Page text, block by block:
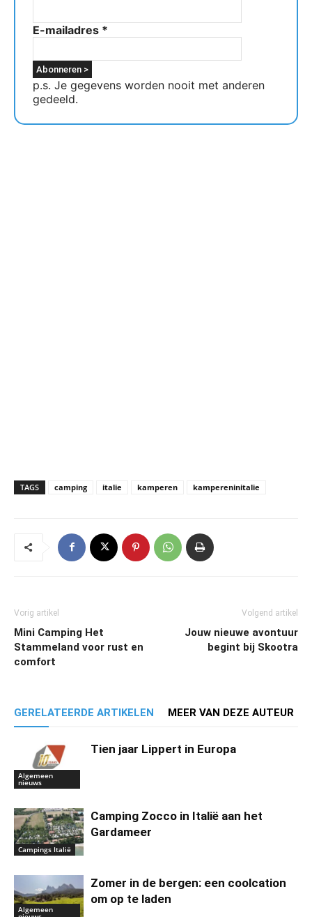
E-mailadres *
p.s. Je gegevens worden nooit met anderen
gedeeld.
TAGS camping italie kamperen kampereninitalie
Vorig artikel
Mini Camping Het
Stammeland voor rust en
comfort
Volgend artikel
Jouw nieuwe avontuur
begint bij Skootra
GERELATEERDE ARTIKELEN MEER VAN DEZE AUTEUR
Algemeen
nieuws
Tien jaar Lippert in Europa
Campings Italië
Camping Zocco in Italië aan het
Gardameer
Algemeen
Zomer in de bergen: een coolcation
om op te laden